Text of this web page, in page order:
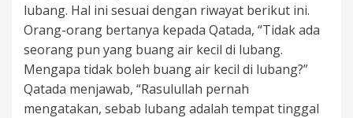
lubang. Hal ini sesuai dengan riwayat berikut ini.
Orang-orang bertanya kepada Qatada, “Tidak ada
seorang pun yang buang air kecil di lubang.
Mengapa tidak boleh buang air kecil di lubang?”
Qatada menjawab, “Rasulullah pernah
mengatakan, sebab lubang adalah tempat tinggal